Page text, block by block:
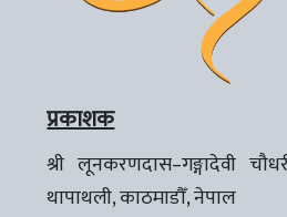
प्रकाशक
श्री लूनकरणदास–गङ्गादेवी
थापाथली, काठमाडौँ, नेपाल